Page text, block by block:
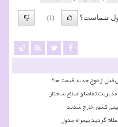
شماست؟
(1)
قبل از موج جدید قیمت ها؟
گردید بهمراه جدول